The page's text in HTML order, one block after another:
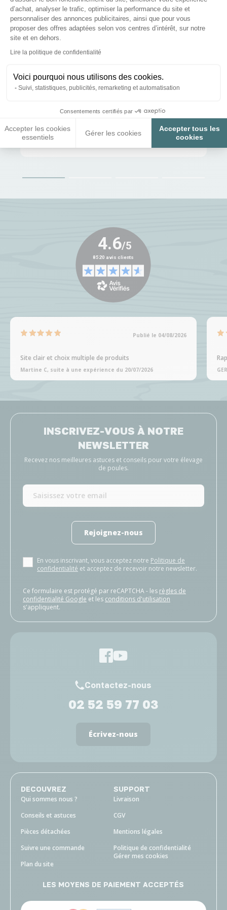
d’achat, analyser le trafic, optimiser la performance du site et
personnaliser des annonces publicitaires, ainsi que pour vous
proposer des offres adaptées selon vos centres d’intérêt, sur notre
site et en dehors.
Lire la politique de confidentialité
Voici pourquoi nous utilisons des cookies.
Suivi, statistiques, publicités, remarketing et automatisation
Consentements certifiés par
Accepter les cookies
essentiels
Gérer les cookies
Accepter tous les
cookies
Axeptio consent
Paiements sécurisés et en 3x ou 4x
Publié le 04/08/2026
Site clair et choix multiple de produits
Martine C, suite à une expérience du 20/07/2026
INSCRIVEZ-VOUS À NOTRE
NEWSLETTER
Recevez nos meilleures astuces et conseils pour votre élevage
de poules.
Rejoignez-nous
En vous inscrivant, vous acceptez notre Politique de
confidentialité et acceptez de recevoir notre newsletter.
Ce formulaire est protégé par reCAPTCHA - les règles de
confidentialité Google et les conditions d'utilisation
s'appliquent.
Contactez-nous
02 52 59 77 03
Écrivez-nous
DECOUVREZ
Qui sommes nous ?
Conseils et astuces
Pièces détachées
Suivre une commande
Plan du site
SUPPORT
Livraison
CGV
Mentions légales
Politique de confidentialité
Gérer mes cookies
LES MOYENS DE PAIEMENT ACCEPTÉS